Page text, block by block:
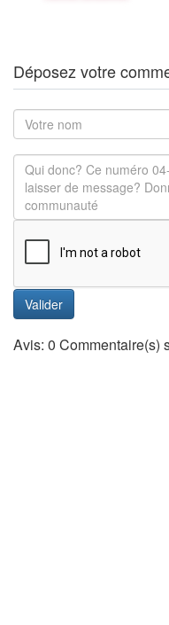
Déposez votre
Valider
Avis: 0 Commentaire(s)